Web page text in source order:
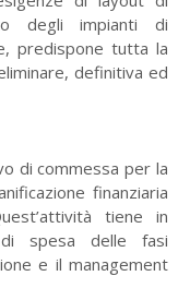
degli impianti di
predispone tutta la
definitiva ed
di commessa per la
finanziaria
tiene in
spesa delle fasi
e il management